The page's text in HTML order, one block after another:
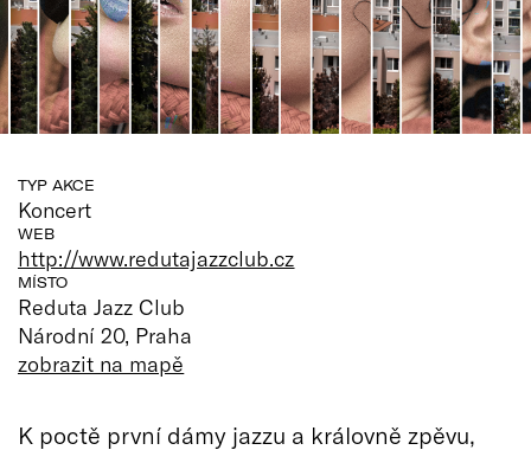
TYP AKCE
Koncert
WEB
http://www.redutajazzclub.cz
MÍSTO
Reduta Jazz Club
Národní 20, Praha
zobrazit na mapě
K poctě první dámy jazzu a královně zpěvu,